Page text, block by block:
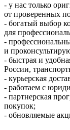
- у нас только
от проверенных
- богатый выбор
для
-
и
- быстрая и
России,
- курьерская
- работаем с
- партнерская
покупок;
- обновляемые